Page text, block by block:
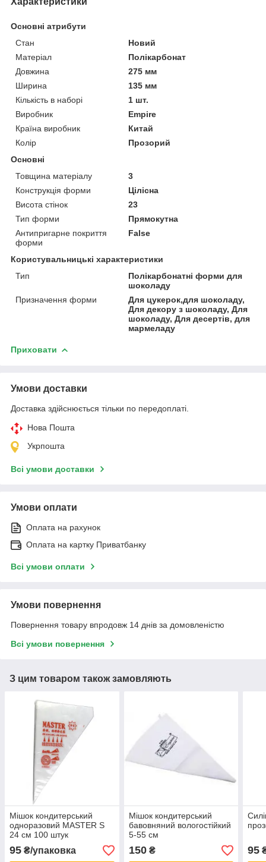
Основні атрибути
Стан
Новий
Матеріал
Полікарбонат
Довжина
275 мм
Ширина
135 мм
Кількість в наборі
1 шт.
Виробник
Empire
Країна виробник
Китай
Колір
Прозорий
Основні
Товщина матеріалу
3
Конструкція форми
Цілісна
Висота стінок
23
Тип форми
Прямокутна
Антипригарне покриття
форми
False
Користувальницькі характеристики
Тип
Полікарбонатні форми для
шоколаду
Призначення форми
Для цукерок,для шоколаду,
Для декору з шоколаду, Для
шоколаду, Для десертів, для
мармеладу
Приховати
Умови доставки
Доставка здійснюється тільки по передоплаті.
Нова Пошта
Укрпошта
Всі умови доставки
Умови оплати
Оплата на рахунок
Оплата на картку Приватбанку
Всі умови оплати
Умови повернення
Повернення товару впродовж 14 днів за домовленістю
Всі умови повернення
З цим товаром також замовляють
Мішок кондитерський
одноразовий MASTER S
24 см 100 штук
95 ₴/упаковка
Мішок кондитерський
бавовняний вологостійкий
5-55 см
150₴ 95